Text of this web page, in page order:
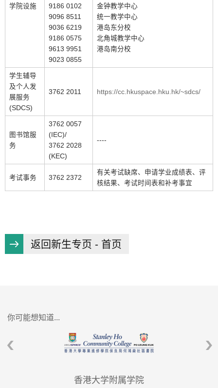
学院设施
9186 0102
9096 8511
9036 6219
9186 0575
9613 9951
9023 0855
金钟教学中心
统一教学中心
港岛东分校
北角城教学中心
港岛南分校
学生辅导
及个人发
展服务
(SDCS)
3762 2011 https://cc.hkuspace.hku.hk/~sdcs/
图书馆服
务
3762 0057
(IEC)/
3762 2028
(KEC)
----
考试事务 3762 2372
有关考试缺席、申请学业成绩表、评
核结果、考试时间表和补考事宜
返回新生专页 - 首页
你可能想知道...
香港大学附属学院